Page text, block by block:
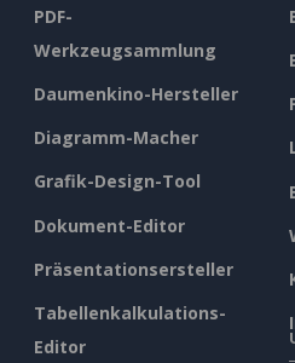
PDF-
Werkzeugsammlung
Daumenkino-Hersteller
Diagramm-Macher
Grafik-Design-Tool
Dokument-Editor
Präsentationsersteller
Tabellenkalkulations-
Editor